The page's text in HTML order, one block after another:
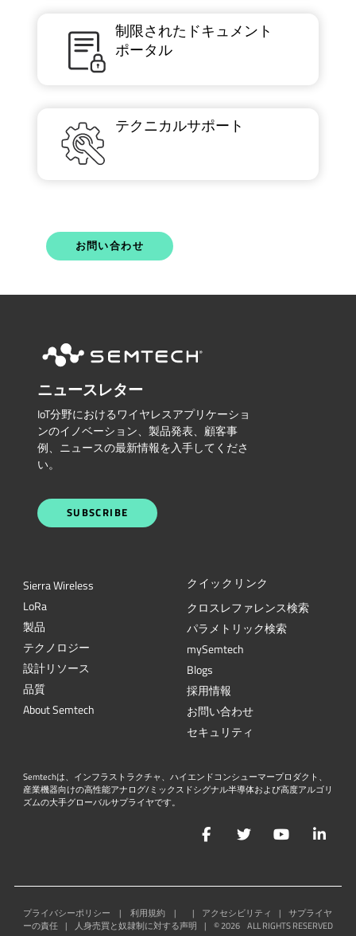
制限されたドキュメント
ポータル
テクニカルサポート
お問い合わせ
ニュースレター
IoT分野におけるワイヤレスアプリケーショ
ンのイノベーション、製品発表、顧客事
例、ニュースの最新情報を入手してくださ
い。
SUBSCRIBE
Sierra Wireless
LoRa
製品
テクノロジー
設計リソース
品質
About Semtech
クイックリンク
クロスレファレンス検索
パラメトリック検索
mySemtech
Blogs
採用情報
お問い合わせ
セキュリティ
Semtechは、インフラストラクチャ、ハイエンドコンシューマープロダクト、
産業機器向けの高性能アナログ/ミックスドシグナル半導体および高度アルゴリ
ズムの大手グローバルサプライヤです。
FacebookTwitterYouTube
プライバシーポリシー | 利用規約 | | アクセシビリティ |
サプライヤ
ーの責任
| 人身売買と奴隷制に対する声明 | ©2026 ALL RIGHTS RESERVED